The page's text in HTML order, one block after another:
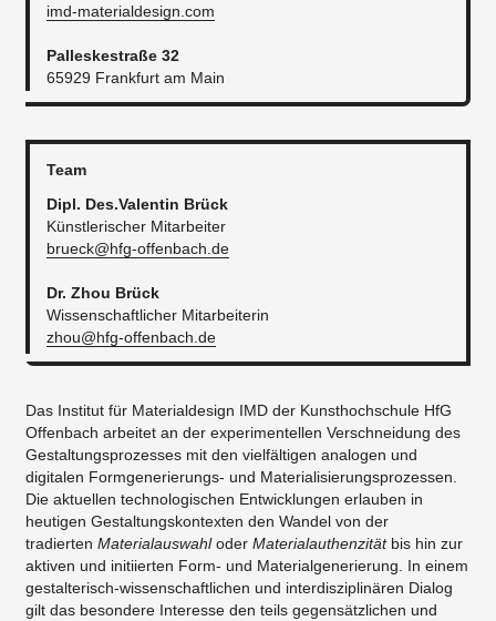
imd-materialdesign.com
Palleskestraße 32
65929 Frankfurt am Main
Team
Dipl. Des.Valentin Brück
Künstlerischer Mitarbeiter
brueck@hfg-offenbach.de
Dr. Zhou Brück
Wissenschaftlicher Mitarbeiterin
zhou@hfg-offenbach.de
Das Institut für Materialdesign IMD der Kunsthochschule HfG
Offenbach arbeitet an der experimentellen Verschneidung des
Gestaltungsprozesses mit den vielfältigen analogen und
digitalen Formgenerierungs- und Materialisierungsprozessen.
Die aktuellen technologischen Entwicklungen erlauben in
heutigen Gestaltungskontexten den Wandel von der
tradierten Materialauswahloder Materialauthenzitätbis hin zur
aktiven und initiierten Form- und Materialgenerierung. In einem
gestalterisch-wissenschaftlichen und interdisziplinären Dialog
gilt das besondere Interesse den teils gegensätzlichen und